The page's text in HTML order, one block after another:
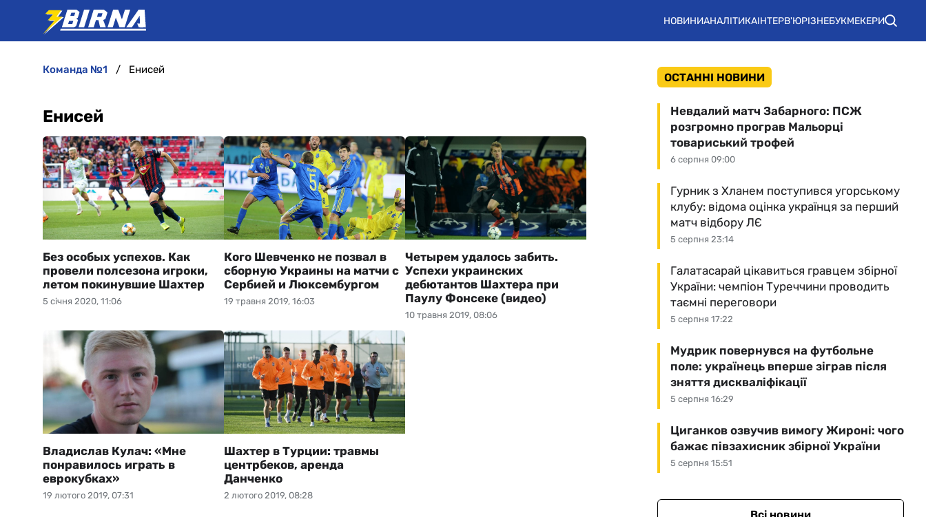
НОВИНИАНАЛІТИКАІНТЕРВ'ЮРІЗНЕБУКМЕКЕРИ
команда №1 Енисей
Енисей
5 січня 2020, 11:06
Без особых успехов. Как
провели полсезона игроки,
летом покинувшие Шахтер
19 травня 2019, 16:03
Кого Шевченко не позвал в
сборную Украины на матчи с
Сербией и Люксембургом
10 травня 2019, 08:06
Четырем удалось забить.
Успехи украинских
дебютантов Шахтера при
Паулу Фонсеке (видео)
19 лютого 2019, 07:31
Владислав Кулач: «Мне
понравилось играть в
еврокубках»
2 лютого 2019, 08:28
Шахтер в Турции: травмы
центрбеков, аренда
Данченко
ОСТАННІ НОВИНИ
6 серпня 09:00
Невдалий матч Забарного: ПСЖ
розгромно програв Мальорці
товариський трофей
5 серпня 23:14
Гурник з Хланем поступився угорському
клубу: відома оцінка українця за перший
матч відбору ЛЄ
5 серпня 17:22
Галатасарай цікавиться гравцем збірної
України: чемпіон Туреччини проводить
таємні переговори
5 серпня 16:29
Мудрик повернувся на футбольне
поле: українець вперше зіграв після
зняття дискваліфікації
5 серпня 15:51
Циганков озвучив вимогу Жироні: чого
бажає півзахисник збірної України
Всі новини